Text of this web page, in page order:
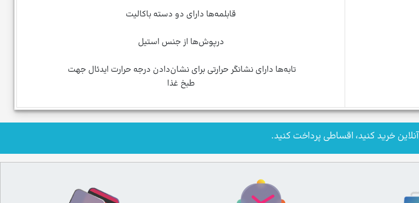
قابلمه‌ها دارای دو دسته باکالیت
درپوش‌ها از جنس استیل
تابه‌ها دارای نشانگر حرارتی برای نشان‌دادن درجه حرارت ایدئال جهت
طبخ غذا
آنلاین خرید کنید، اقساطی پرداخت کنید.